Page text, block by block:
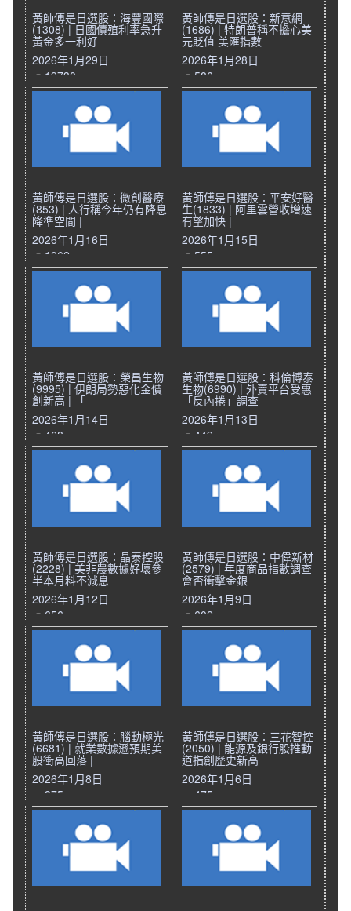
黃師傅是日選股：海豐國際
(1308) | 日國債殖利率急升
黃金多一利好
2026年1月29日
19730
黃師傅是日選股：新意網
(1686) | 特朗普稱不擔心美
元貶值 美匯指數
2026年1月28日
586
黃師傅是日選股：微創醫療
(853) | 人行稱今年仍有降息
降準空間 |
2026年1月16日
1062
黃師傅是日選股：平安好醫
生(1833) | 阿里雲營收增速
有望加快 |
2026年1月15日
555
黃師傅是日選股：榮昌生物
(9995) | 伊朗局勢惡化金價
創新高 | 「
2026年1月14日
468
黃師傅是日選股：科倫博泰
生物(6990) | 外賣平台受惠
「反內捲」調查
2026年1月13日
449
黃師傅是日選股：晶泰控股
(2228) | 美非農數據好壞參
半本月料不減息
2026年1月12日
656
黃師傅是日選股：中偉新材
(2579) | 年度商品指數調查
會否衝擊金銀
2026年1月9日
602
黃師傅是日選股：腦動極光
(6681) | 就業數據遜預期美
股衝高回落 |
2026年1月8日
375
黃師傅是日選股：三花智控
(2050) | 能源及銀行股推動
道指創歷史新高
2026年1月6日
475